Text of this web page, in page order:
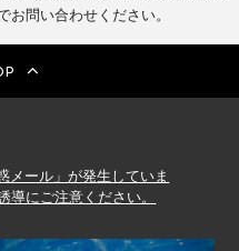
問い合わせください。
メール」が発生していま
導にご注意ください。